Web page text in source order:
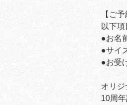
【ご
以下
●お名
●サイ
●お受
オリジ
10周